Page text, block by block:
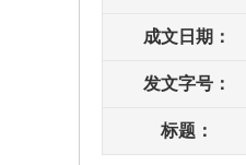
成文日期：
发文字号：
标题：